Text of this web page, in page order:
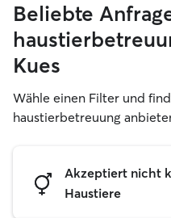
Beliebte
Kues
Wähle einen Filter und
haustierbetreuung
Akzeptiert nicht
Haustiere